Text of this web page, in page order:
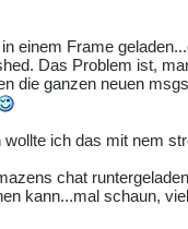
einem Frame
Das Problem ist,
die ganzen neuen
wollte ich das mit nem
chat
kann...mal schaun,